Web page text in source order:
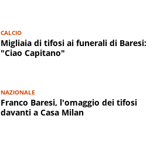
CALCIO
Migliaia di tifosi ai funerali di Baresi:
"Ciao Capitano"
NAZIONALE
Franco Baresi, l'omaggio dei tifosi
davanti a Casa Milan